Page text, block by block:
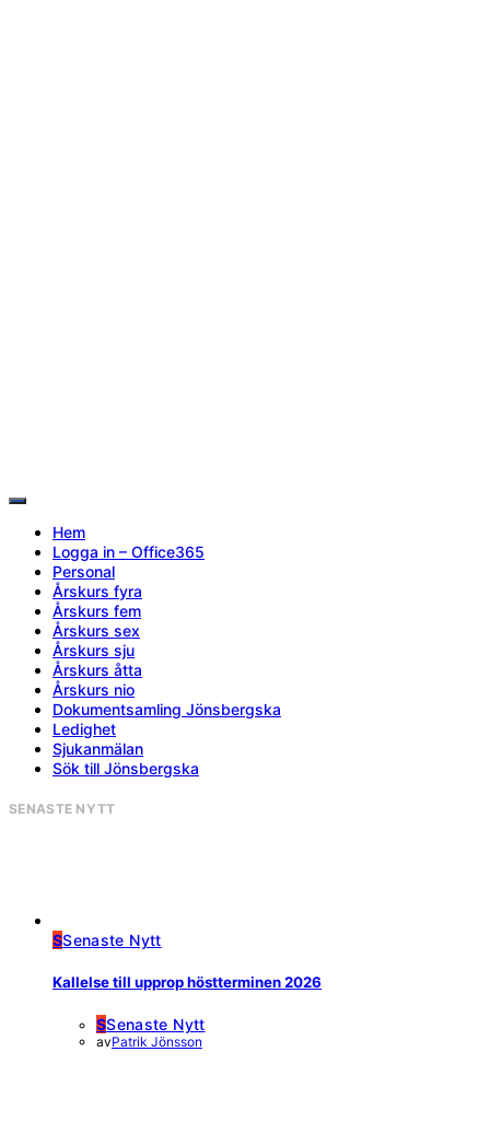
Hem
Logga in – Office365
Personal
Årskurs fyra
Årskurs fem
Årskurs sex
Årskurs sju
Årskurs åtta
Årskurs nio
Dokumentsamling Jönsbergska
Ledighet
Sjukanmälan
Sök till Jönsbergska
SENASTE NYTT
SSenaste Nytt
Kallelse till upprop höstterminen 2026
SSenaste Nytt
avPatrik Jönsson